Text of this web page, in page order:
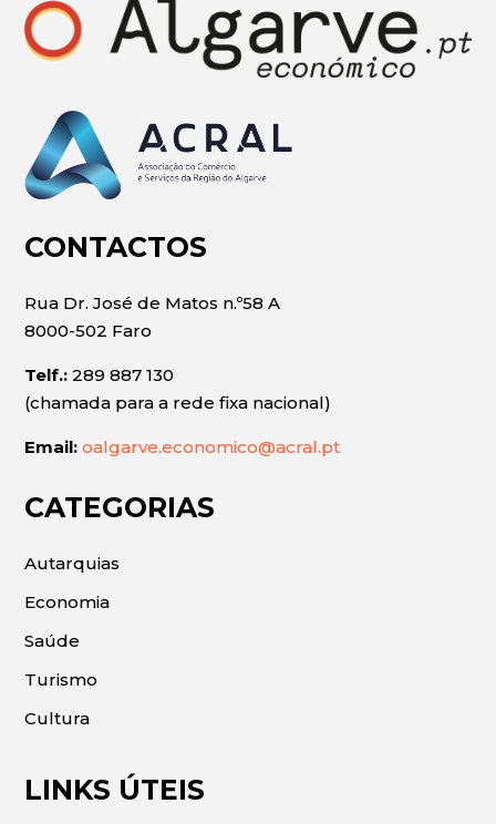
CONTACTOS
Rua Dr. José de Matos n.º58 A
8000-502 Faro
Telf.: 289 887 130
(chamada para a rede fixa nacional)
Email: oalgarve.economico@acral.pt
CATEGORIAS
Autarquias
Economia
Saúde
Turismo
Cultura
LINKS ÚTEIS